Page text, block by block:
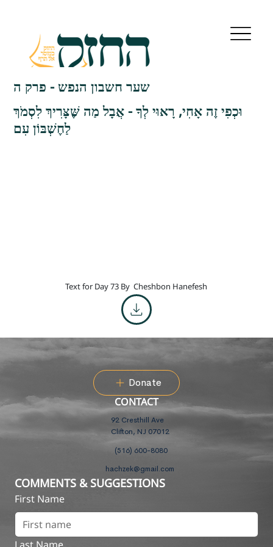
שער חשבון הנפש - פרק ה
וּכְפִי זֶה אָחִי, רָאוּי לְךָ - אֲבָל מַה שֶּׁצָּרִיךְ לִסְמֹךְ
לַחֶשְׁבּוֹן עִם
Text for Day 73 By Cheshbon Hanefesh
Donate
CONTACT
92 Cresthill Ave
Clifton, NJ 07012
(516) 600-8080
hachzek@gmail.com
COMMENTS & SUGGESTIONS
First Name